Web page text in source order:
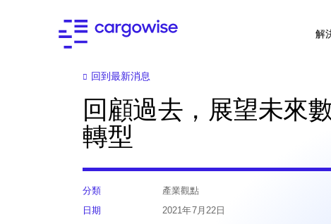
解
回到最新消息
回顧過去，展望未來
轉型
分類
產業觀點
日期
2021年7月22日